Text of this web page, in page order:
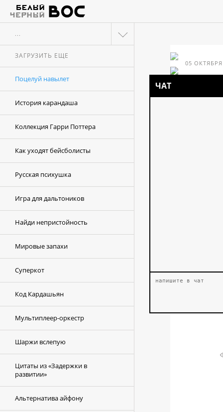
ЧАТ
...
ЗАГРУЗИТЬ ЕЩЕ
Поцелуй навылет
История карандаша
Коллекция Гарри Поттера
Как уходят бейсболисты
Русская психушка
Игра для дальтоников
Найди непристойность
Мировые запахи
Суперкот
Код Кардашьян
Мультиплеер-оркестр
Шаржи вслепую
Цитаты из «Задержки в
развитии»
Альтернатива айфону
05 ОКТЯБРЯ